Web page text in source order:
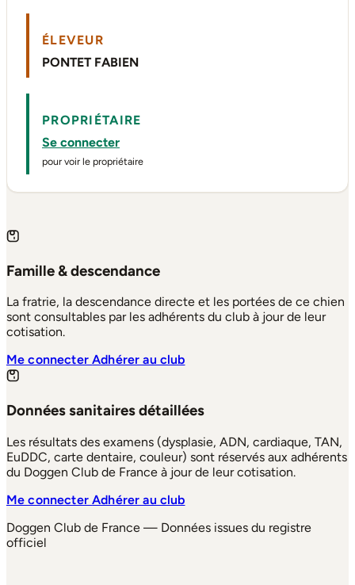
ÉLEVEUR
PONTET FABIEN
PROPRIÉTAIRE
Se connecter
pour voir le propriétaire
Famille & descendance
La fratrie, la descendance directe et les portées de ce chien
sont consultables par les adhérents du club à jour de leur
cotisation.
Me connecterAdhérer au club
Données sanitaires détaillées
Les résultats des examens (dysplasie, ADN, cardiaque, TAN,
EuDDC, carte dentaire, couleur) sont réservés aux adhérents
du Doggen Club de France à jour de leur cotisation.
Me connecterAdhérer au club
Doggen Club de France — Données issues du registre
officiel